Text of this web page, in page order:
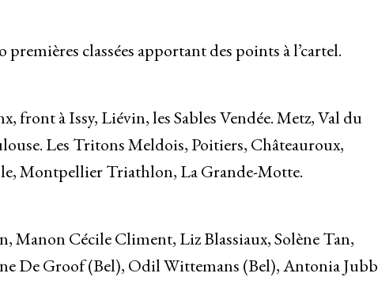
classées apportant des points à l’cartel.
front à Issy, Liévin, les Sables Vendée. Metz, Val du
Les Tritons Meldois, Poitiers, Châteauroux,
Montpellier Triathlon, La Grande-Motte.
Manon Cécile Climent, Liz Blassiaux, Solène Tan,
De Groof (Bel), Odil Wittemans (Bel), Antonia Jubb